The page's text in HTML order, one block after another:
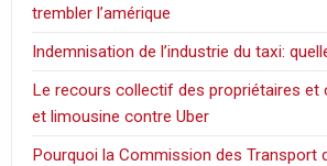
trembler l’amérique
Indemnisation de l’industrie du taxi:
Le recours collectif des propriétaires et
et limousine contre Uber
Pourquoi la Commission des Transport